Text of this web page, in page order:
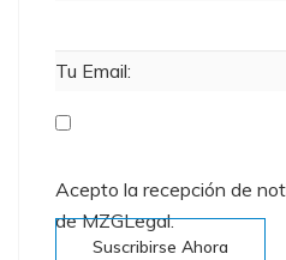
Tu Email:
Acepto la recepción de
de MZGLegal.
Suscribirse Ahora